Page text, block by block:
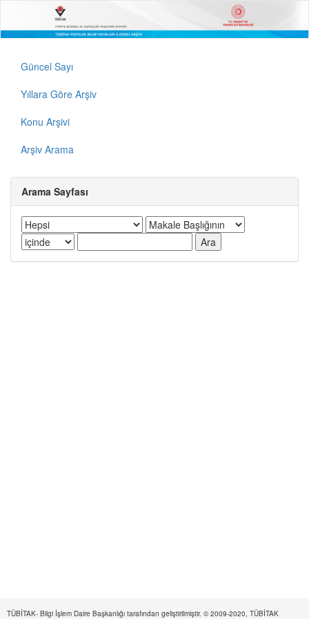
Güncel Sayı
Yıllara Göre Arşiv
Konu Arşivi
Arşiv Arama
Arama Sayfası
TÜBİTAK- Bilgi İşlem Daire Başkanlığı tarafından geliştirilmiştir. © 2009-2020, TÜBİTAK